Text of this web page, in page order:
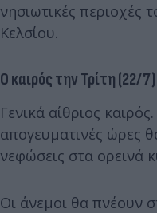
νησιωτικές περιοχές
Κελσίου.
Ο καιρός την Τρίτη (22/7)
Γενικά αίθριος
απογευματινές ώρες
νεφώσεις στα ορεινά
Οι άνεμοι θα πνέουν